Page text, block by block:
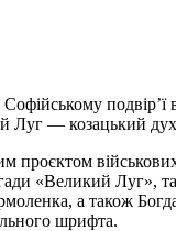
подвір’ї
Луг — козацький
проєктом
«Великий Луг»,
а також
шрифта.